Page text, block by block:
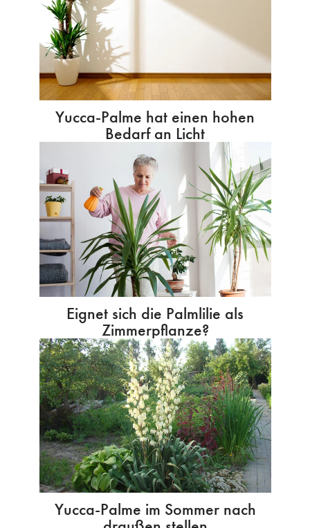
Yucca-Palme hat einen hohen
Bedarf an Licht
Eignet sich die Palmlilie als
Zimmerpflanze?
Yucca-Palme im Sommer nach